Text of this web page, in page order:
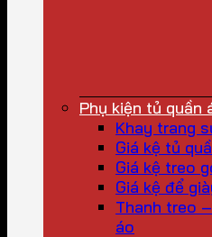
Phụ kiện tủ quần
Khay trang
Giá kệ tủ
Giá kệ treo
Giá kệ để
Thanh treo
áo